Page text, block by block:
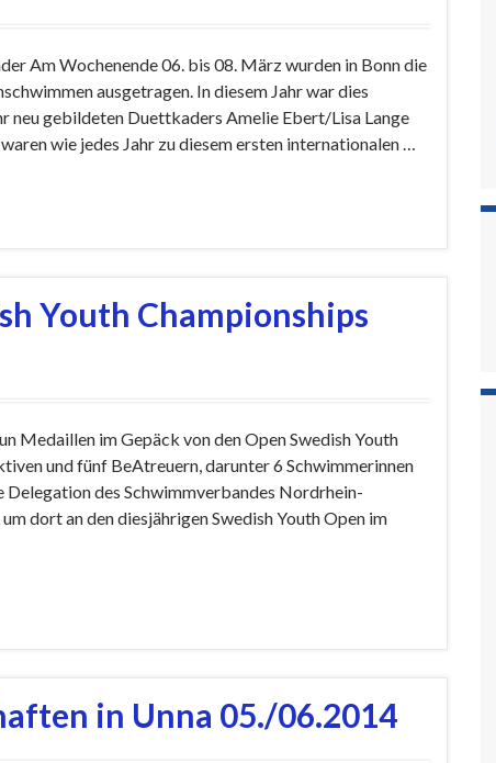
Am Wochenende 06. bis 08. März wurden in Bonn die
ausgetragen. In diesem Jahr war dies
neu gebildeten Duettkaders Amelie Ebert/Lisa Lange
wie jedes Jahr zu diesem ersten internationalen …
Youth Championships
Medaillen im Gepäck von den Open Swedish Youth
und fünf BeAtreuern, darunter 6 Schwimmerinnen
des Schwimmverbandes Nordrhein-
dort an den diesjährigen Swedish Youth Open im
in Unna 05./06.2014